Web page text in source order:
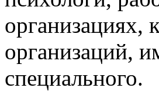
организациях,
организаций,
специального.